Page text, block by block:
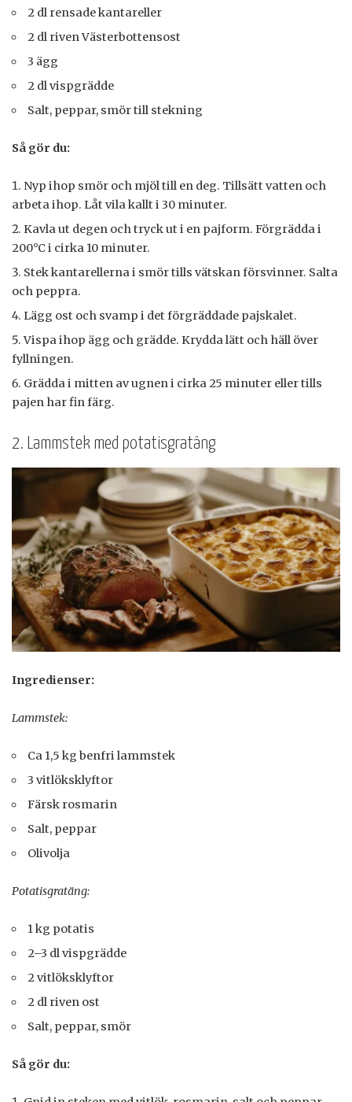
2 dl rensade kantareller
2 dl riven Västerbottensost
3 ägg
2 dl vispgrädde
Salt, peppar, smör till stekning
Så gör du:
Nyp ihop smör och mjöl till en deg. Tillsätt vatten och
arbeta ihop. Låt vila kallt i 30 minuter.
Kavla ut degen och tryck ut i en pajform. Förgrädda i
200°C i cirka 10 minuter.
Stek kantarellerna i smör tills vätskan försvinner. Salta
och peppra.
Lägg ost och svamp i det förgräddade pajskalet.
Vispa ihop ägg och grädde. Krydda lätt och häll över
fyllningen.
Grädda i mitten av ugnen i cirka 25 minuter eller tills
pajen har fin färg.
2. Lammstek med potatisgratäng
Ingredienser:
Lammstek:
Ca 1,5 kg benfri lammstek
3 vitlöksklyftor
Färsk rosmarin
Salt, peppar
Olivolja
Potatisgratäng:
1 kg potatis
2–3 dl vispgrädde
2 vitlöksklyftor
2 dl riven ost
Salt, peppar, smör
Så gör du: